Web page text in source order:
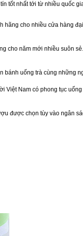
tốt nhất tới từ nhiều quốc
hãng cho nhiều cửa hàng
cho năm mới nhiều suôn
bánh uống trà cùng những
Việt Nam có phong tục
được chọn tùy vào ngân